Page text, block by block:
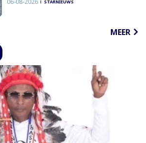
06-08-2026 STARNIEUWS
MEER